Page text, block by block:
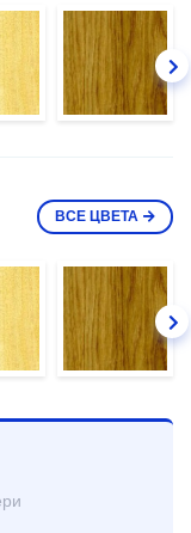
ВСЕ ЦВЕТА